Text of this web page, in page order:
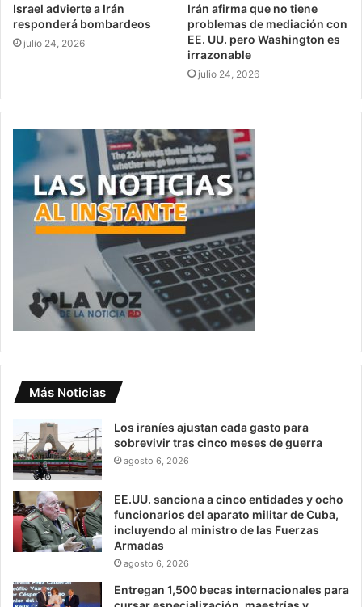
Israel advierte a Irán
responderá bombardeos
julio 24, 2026
Irán afirma que no tiene
problemas de mediación con
EE. UU. pero Washington es
irrazonable
julio 24, 2026
Más Noticias
Los iraníes ajustan cada gasto para
sobrevivir tras cinco meses de guerra
agosto 6, 2026
EE.UU. sanciona a cinco entidades y ocho
funcionarios del aparato militar de Cuba,
incluyendo al ministro de las Fuerzas
Armadas
agosto 6, 2026
Entregan 1,500 becas internacionales para